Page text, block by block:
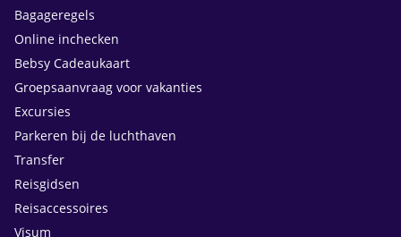
Bagageregels
Online inchecken
Bebsy Cadeaukaart
Groepsaanvraag voor vakanties
Excursies
Parkeren bij de luchthaven
Transfer
Reisgidsen
Reisaccessoires
Visum